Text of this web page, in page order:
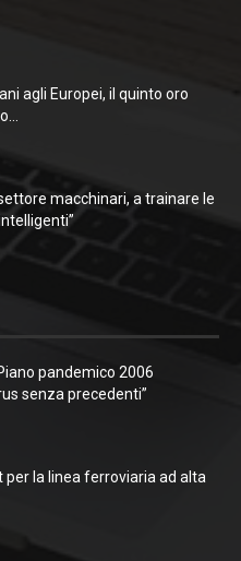
agli Europei, il quinto oro
macchinari, a trainare le
pandemico 2006
senza precedenti”
per la linea ferroviaria ad alta